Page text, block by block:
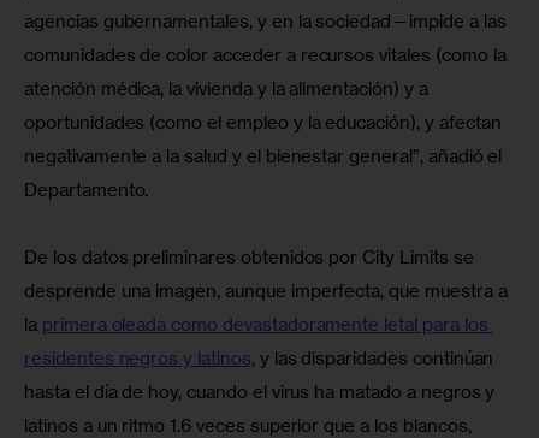
agencias gubernamentales, y en la sociedad—impide a las
comunidades de color acceder a recursos vitales (como la
atención médica, la vivienda y la alimentación) y a
oportunidades (como el empleo y la educación), y afectan
negativamente a la salud y el bienestar general”, añadió el
Departamento.
De los datos preliminares obtenidos por City Limits se
desprende una imagen, aunque imperfecta, que muestra a
la primera oleada como devastadoramente letal para los
residentes negros y latinos, y las disparidades continúan
hasta el día de hoy, cuando el virus ha matado a negros y
latinos a un ritmo 1.6 veces superior que a los blancos,